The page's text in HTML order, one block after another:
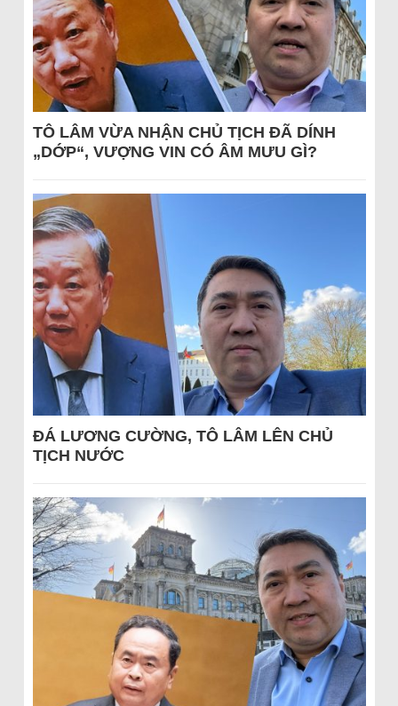
TÔ LÂM VỪA NHẬN CHỦ TỊCH ĐÃ DÍNH
„DỚP“, VƯỢNG VIN CÓ ÂM MƯU GÌ?
ĐÁ LƯƠNG CƯỜNG, TÔ LÂM LÊN CHỦ
TỊCH NƯỚC